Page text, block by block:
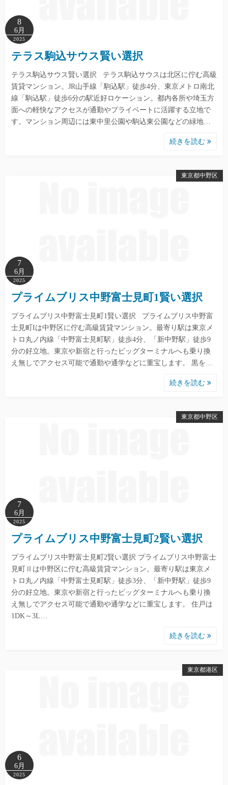
8
6月
2025
テラス駒込サウス賢い選択
テラス駒込サウス賢い選択 テラス駒込サウスは北区に佇む高級
賃貸マンション。JR山手線「駒込駅」徒歩4分、東京メトロ南北
線「駒込駅」徒歩6分の駅近好ロケーション。都内各所や埼玉方
面への軽快なアクセスが通勤やプライベートに活躍する立地で
す。マンション周辺には東中里公園や駒込東公園などの緑地…
続きを読む
東京都中野区
7
6月
2025
プライムブリス中野富士見町1賢い選択
プライムブリス中野富士見町1賢い選択 プライムブリス中野富
士見町Iは中野区に佇む高級賃貸マンション。最寄り駅は東京メ
トロ丸ノ内線「中野富士見町駅」徒歩4分、「新中野駅」徒歩9
分の好立地。東京や新宿と行ったビッグターミナルへも乗り換
え無しでアクセス可能で通勤や通学などに重宝します。 黒を…
続きを読む
東京都中野区
7
6月
2025
プライムブリス中野富士見町2賢い選択
プライムブリス中野富士見町2賢い選択 プライムブリス中野富士
見町Ⅱは中野区に佇む高級賃貸マンション。最寄り駅は東京メ
トロ丸ノ内線「中野富士見町駅」徒歩3分、「新中野駅」徒歩9
分の好立地。東京や新宿と行ったビッグターミナルへも乗り換
え無しでアクセス可能で通勤や通学などに重宝します。 住戸は
1DK～3L…
続きを読む
東京都港区
6
6月
2025